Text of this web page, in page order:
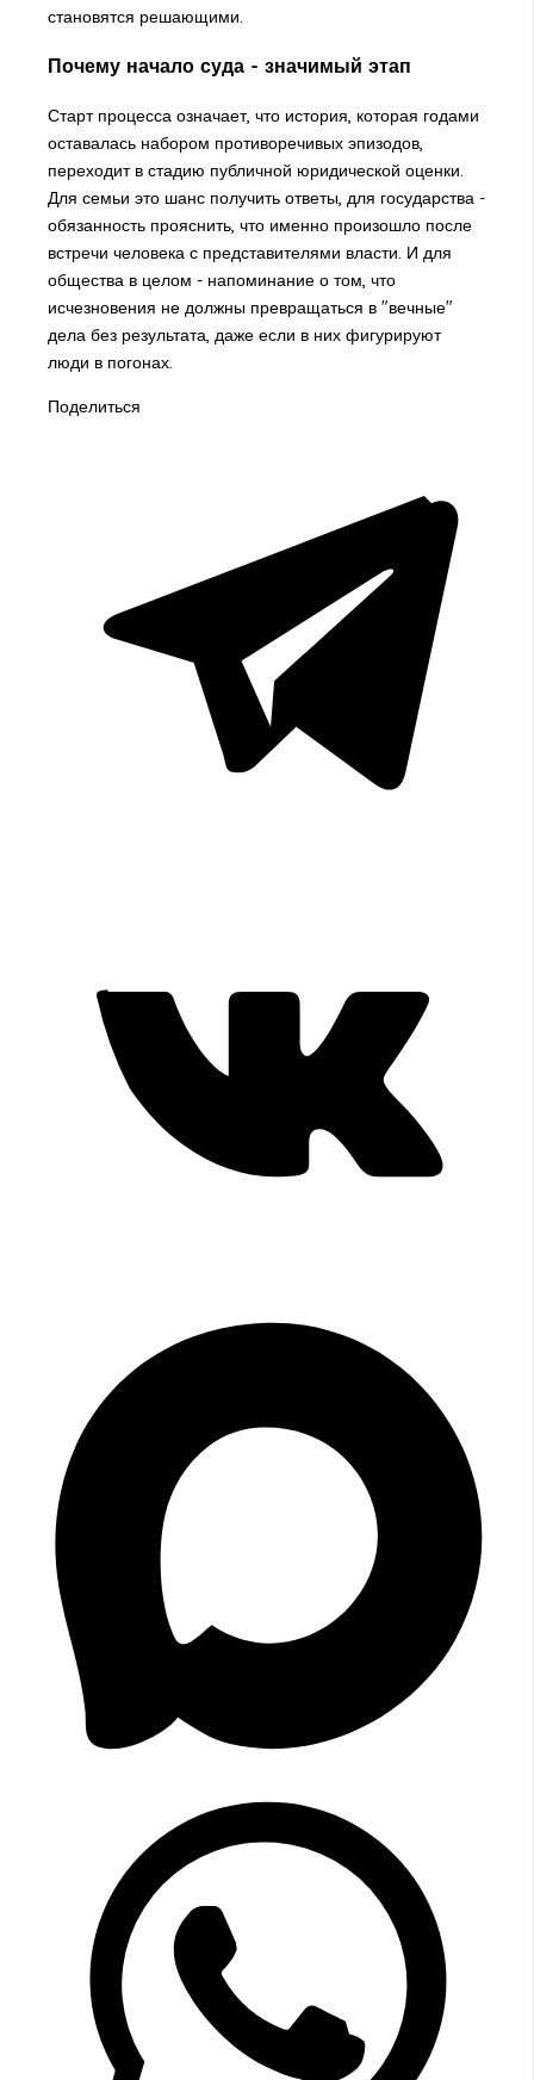
становятся решающими.
Почему начало суда - значимый этап
Старт процесса означает, что история, которая годами
оставалась набором противоречивых эпизодов,
переходит в стадию публичной юридической оценки.
Для семьи это шанс получить ответы, для государства -
обязанность прояснить, что именно произошло после
встречи человека с представителями власти. И для
общества в целом - напоминание о том, что
исчезновения не должны превращаться в "вечные"
дела без результата, даже если в них фигурируют
люди в погонах.
Поделиться